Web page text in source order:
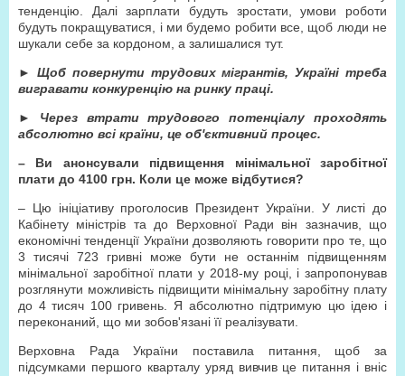
тенденцію. Далі зарплати будуть зростати, умови роботи
будуть покращуватися, і ми будемо робити все, щоб люди не
шукали себе за кордоном, а залишалися тут.
► Щоб повернути трудових мігрантів, Україні треба
вигравати конкуренцію на ринку праці.
► Через втрати трудового потенціалу проходять
абсолютно всі країни, це об'єктивний процес.
– Ви анонсували підвищення мінімальної заробітної
плати до 4100 грн. Коли це може відбутися?
– Цю ініціативу проголосив Президент України. У листі до
Кабінету міністрів та до Верховної Ради він зазначив, що
економічні тенденції України дозволяють говорити про те, що
3 тисячі 723 гривні може бути не останнім підвищенням
мінімальної заробітної плати у 2018-му році, і запропонував
розглянути можливість підвищити мінімальну заробітну плату
до 4 тисяч 100 гривень. Я абсолютно підтримую цю ідею і
переконаний, що ми зобов'язані її реалізувати.
Верховна Рада України поставила питання, щоб за
підсумками першого кварталу уряд вивчив це питання і вніс